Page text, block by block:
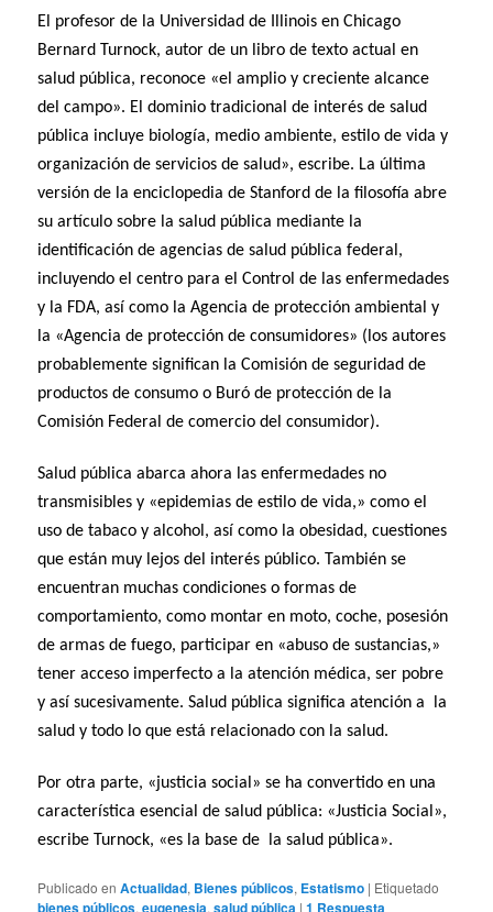
El profesor de la Universidad de Illinois en Chicago
Bernard Turnock, autor de un libro de texto actual en
salud pública, reconoce «el amplio y creciente alcance
del campo». El dominio tradicional de interés de salud
pública incluye biología, medio ambiente, estilo de vida y
organización de servicios de salud», escribe. La última
versión de la enciclopedia de Stanford de la filosofía abre
su artículo sobre la salud pública mediante la
identificación de agencias de salud pública federal,
incluyendo el centro para el Control de las enfermedades
y la FDA, así como la Agencia de protección ambiental y
la «Agencia de protección de consumidores» (los autores
probablemente significan la Comisión de seguridad de
productos de consumo o Buró de protección de la
Comisión Federal de comercio del consumidor).
Salud pública abarca ahora las enfermedades no
transmisibles y «epidemias de estilo de vida,» como el
uso de tabaco y alcohol, así como la obesidad, cuestiones
que están muy lejos del interés público. También se
encuentran muchas condiciones o formas de
comportamiento, como montar en moto, coche, posesión
de armas de fuego, participar en «abuso de sustancias,»
tener acceso imperfecto a la atención médica, ser pobre
y así sucesivamente. Salud pública significa atención a la
salud y todo lo que está relacionado con la salud.
Por otra parte, «justicia social» se ha convertido en una
característica esencial de salud pública: «Justicia Social»,
escribe Turnock, «es la base de la salud pública».
Publicado en Actualidad, Bienes públicos, Estatismo | Etiquetado
, , |